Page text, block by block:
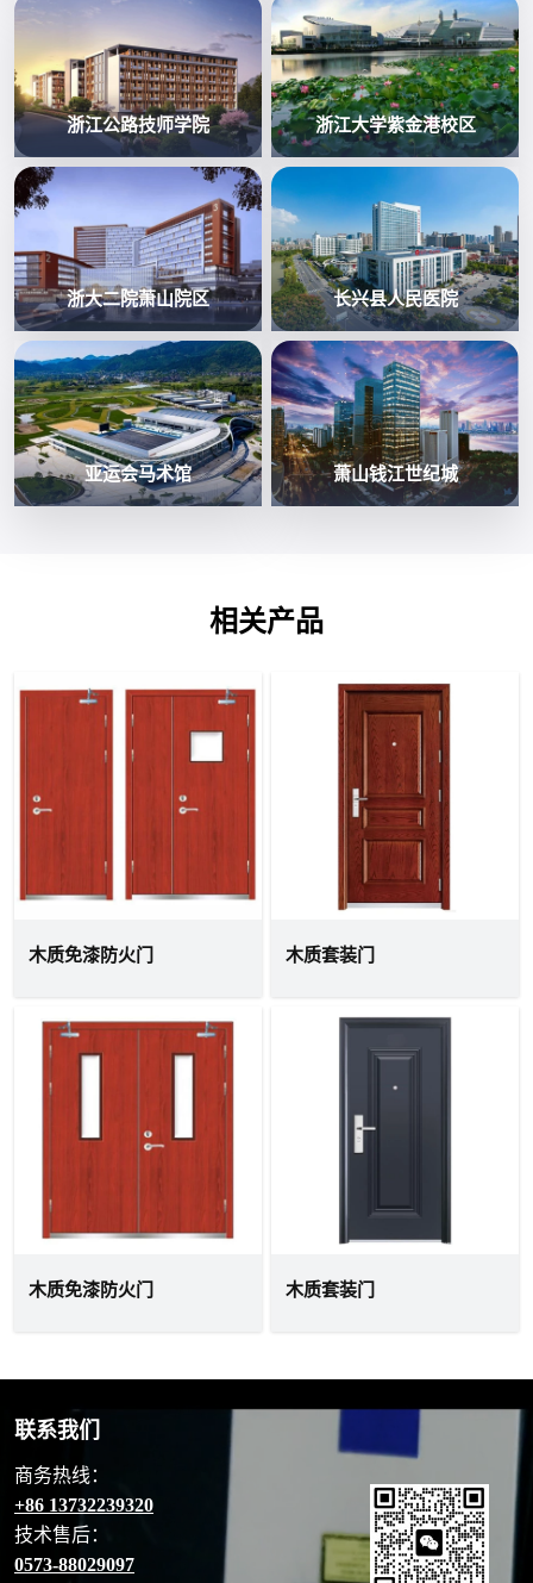
浙江公路技师学院 浙江大学紫金港校区
浙大二院萧山院区 长兴县人民医院
亚运会马术馆 萧山钱江世纪城
相关产品
木质免漆防火门 木质套装门
木质免漆防火门 木质套装门
联系我们
商务热线：
+86 13732239320
技术售后：
0573-88029097